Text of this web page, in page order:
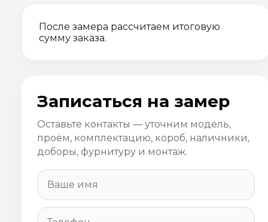
После замера рассчитаем итоговую
сумму заказа.
Записаться на замер
Оставьте контакты — уточним модель,
проём, комплектацию, короб, наличники,
доборы, фурнитуру и монтаж.